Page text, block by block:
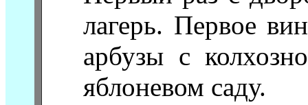
лагерь. Первое
арбузы с
яблоневом саду.